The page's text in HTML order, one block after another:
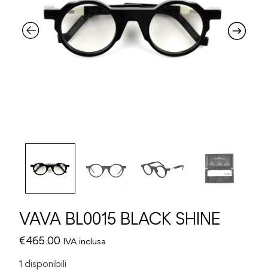
VAVA BL0015 BLACK SHINE
€465.00 IVA inclusa
1 disponibili